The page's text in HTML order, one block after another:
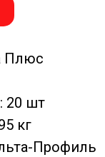
Плюс
20 шт
кг
Профиль